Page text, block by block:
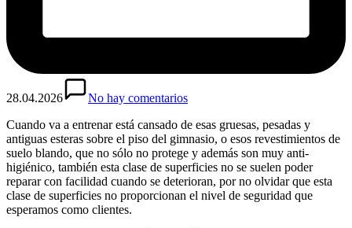
28.04.2026
No hay comentarios
Cuando va a entrenar está cansado de esas gruesas, pesadas y
antiguas esteras sobre el piso del gimnasio, o esos revestimientos de
suelo blando, que no sólo no protege y además son muy anti-
higiénico, también esta clase de superficies no se suelen poder
reparar con facilidad cuando se deterioran, por no olvidar que esta
clase de superficies no proporcionan el nivel de seguridad que
esperamos como clientes.